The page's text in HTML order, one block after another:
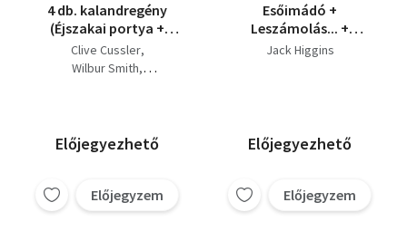
4 db. kalandregény
(Éjszakai portya +
Lángoló part + Orosz
rulett kezdőknek +
Clive Cussler
Wilbur Smith
Előjegyezhető
Előjegyzem
Esőimádó +
Leszámolás... +
Dillinger
Jack Higgins
Előjegyezhető
Előjegyzem